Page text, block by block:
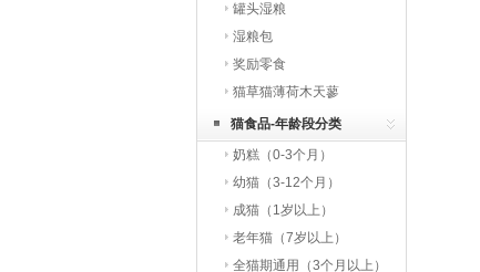
罐头湿粮
湿粮包
奖励零食
猫草猫薄荷木天蓼
猫食品-年龄段分类
奶糕（0-3个月）
幼猫（3-12个月）
成猫（1岁以上）
老年猫（7岁以上）
全猫期通用（3个月以上）